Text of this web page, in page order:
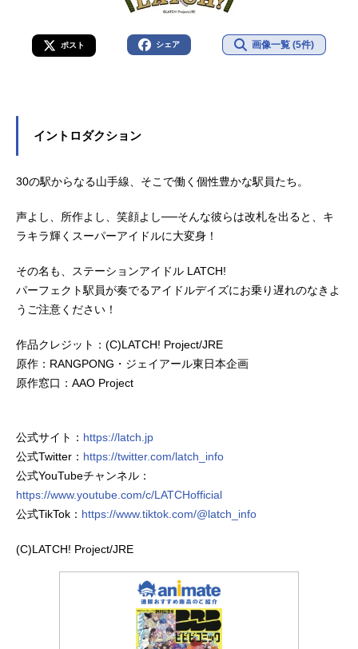
ポスト シェア 画像一覧 (5件)
イントロダクション
30の駅からなる山手線、そこで働く個性豊かな駅員たち。
声よし、所作よし、笑顔よし──そんな彼らは改札を出ると、キ
ラキラ輝くスーパーアイドルに大変身！
その名も、ステーションアイドル LATCH!
パーフェクト駅員が奏でるアイドルデイズにお乗り遅れのなきよ
うご注意ください！
作品クレジット：(C)LATCH! Project/JRE
原作：RANGPONG・ジェイアール東日本企画
原作窓口：AAO Project
公式サイト： https://latch.jp
公式Twitter： https://twitter.com/latch_info
公式YouTubeチャンネル：
https://www.youtube.com/c/LATCHofficial
公式TikTok： https://www.tiktok.com/@latch_info
(C)LATCH! Project/JRE